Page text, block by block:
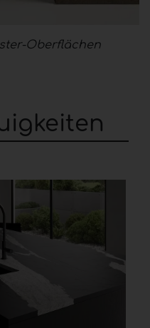
Oberflächen